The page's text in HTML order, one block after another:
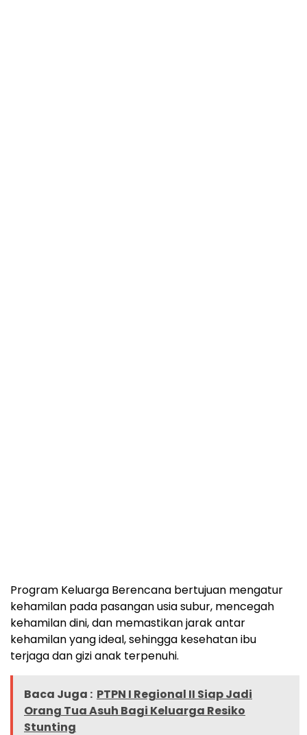
Program Keluarga Berencana bertujuan mengatur
kehamilan pada pasangan usia subur, mencegah
kehamilan dini, dan memastikan jarak antar
kehamilan yang ideal, sehingga kesehatan ibu
terjaga dan gizi anak terpenuhi.
Baca Juga : PTPN I Regional II Siap Jadi
Orang Tua Asuh Bagi Keluarga Resiko
Stunting